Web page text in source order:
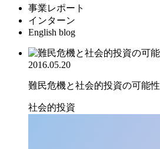
事業レポート
インターン
English blog
2016.05.20
難民危機と社会的投資の可能性
社会的投資